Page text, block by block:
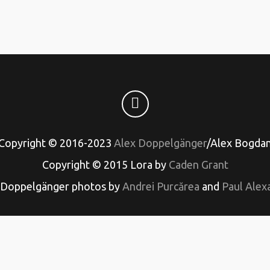
© 2016-2023 Alex Doppelgänger/Alex
Copyright © 2015 Lora by Caden Grant
photos byAndrei Purcărea and Paul